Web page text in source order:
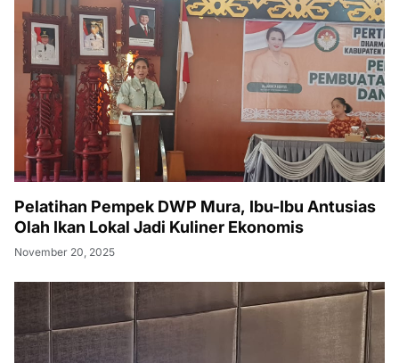
Pelatihan Pempek DWP Mura, Ibu-Ibu Antusias
Olah Ikan Lokal Jadi Kuliner Ekonomis
November 20, 2025